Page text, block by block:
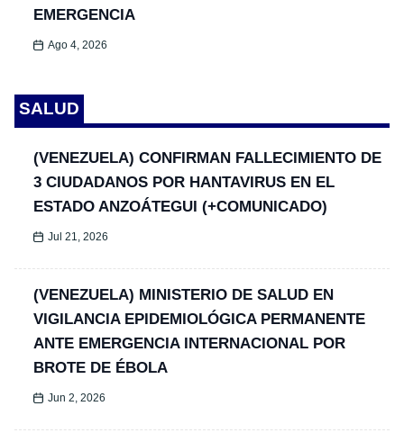
EMERGENCIA
Ago 4, 2026
SALUD
(VENEZUELA) CONFIRMAN FALLECIMIENTO DE
3 CIUDADANOS POR HANTAVIRUS EN EL
ESTADO ANZOÁTEGUI (+COMUNICADO)
Jul 21, 2026
(VENEZUELA) MINISTERIO DE SALUD EN
VIGILANCIA EPIDEMIOLÓGICA PERMANENTE
ANTE EMERGENCIA INTERNACIONAL POR
BROTE DE ÉBOLA
Jun 2, 2026